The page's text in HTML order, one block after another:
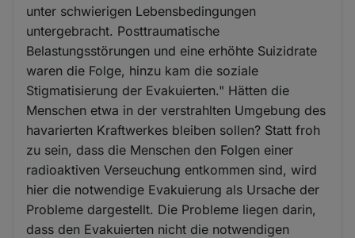
unter schwierigen Lebensbedingungen
untergebracht. Posttraumatische
Belastungsstörungen und eine erhöhte Suizidrate
waren die Folge, hinzu kam die soziale
Stigmatisierung der Evakuierten." Hätten die
Menschen etwa in der verstrahlten Umgebung des
havarierten Kraftwerkes bleiben sollen? Statt froh
zu sein, dass die Menschen den Folgen einer
radioaktiven Verseuchung entkommen sind, wird
hier die notwendige Evakuierung als Ursache der
Probleme dargestellt. Die Probleme liegen darin,
dass den Evakuierten nicht die notwendigen